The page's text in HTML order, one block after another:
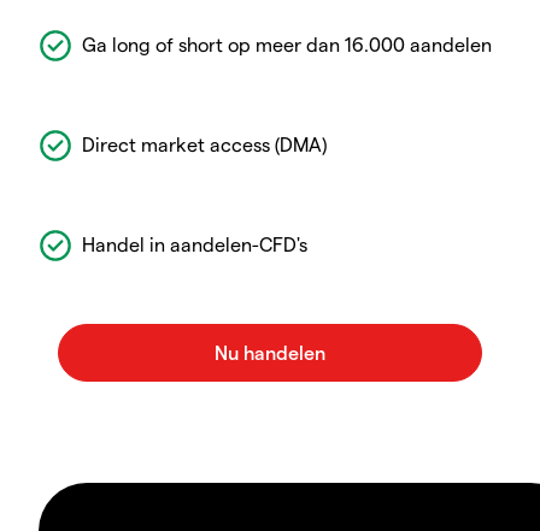
Ga long of short op meer dan 16.000 aandelen
Direct market access (DMA)
Handel in aandelen-CFD's